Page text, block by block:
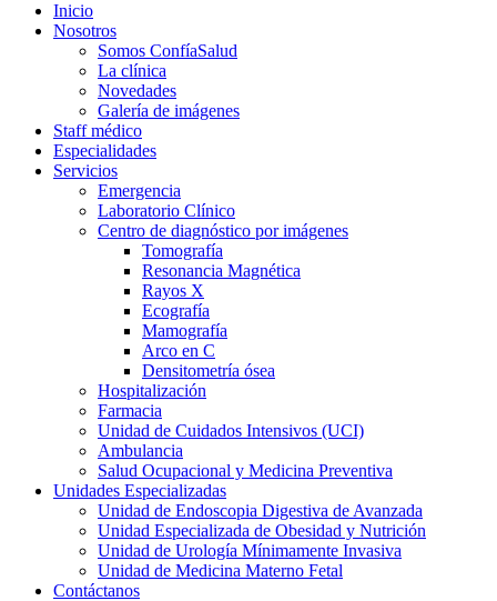
Inicio
Nosotros
Somos ConfíaSalud
La clínica
Novedades
Galería de imágenes
Staff médico
Especialidades
Servicios
Emergencia
Laboratorio Clínico
Centro de diagnóstico por imágenes
Tomografía
Resonancia Magnética
Rayos X
Ecografía
Mamografía
Arco en C
Densitometría ósea
Hospitalización
Farmacia
Unidad de Cuidados Intensivos (UCI)
Ambulancia
Salud Ocupacional y Medicina Preventiva
Unidades Especializadas
Unidad de Endoscopia Digestiva de Avanzada
Unidad Especializada de Obesidad y Nutrición
Unidad de Urología Mínimamente Invasiva
Unidad de Medicina Materno Fetal
Contáctanos